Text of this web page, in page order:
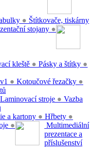
●
stojany ●
Štítkovače, tiskárny
kleště ● Pásky a štítky ●
● Kotoučové řezačky ●
Laminovací stroje ● Vazba
a kartony ● Hřbety ●
●
Multimediální
prezentace a
příslušenství